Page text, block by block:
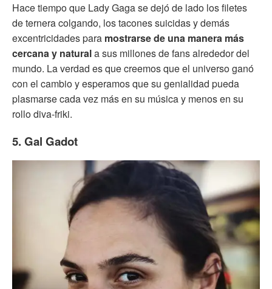
Hace tiempo que Lady Gaga se dejó de lado los filetes
de ternera colgando, los tacones suicidas y demás
excentricidades para mostrarse de una manera más
cercana y naturala sus millones de fans alrededor del
mundo. La verdad es que creemos que el universo ganó
con el cambio y esperamos que su genialidad pueda
plasmarse cada vez más en su música y menos en su
rollo diva-friki.
5. Gal Gadot